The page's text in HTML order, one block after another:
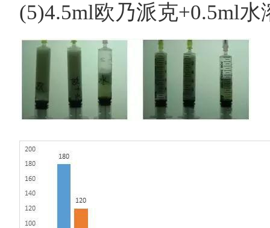
(5)4.5ml欧乃派克+0.5ml